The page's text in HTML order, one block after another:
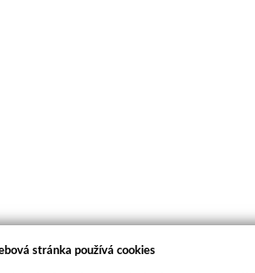
stránka používá cookies